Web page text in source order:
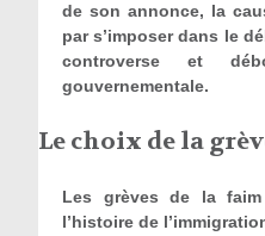
de son annonce, la
par s’imposer dans le
controverse et
gouvernementale.
Le choix de la
Les grèves de la faim
l’histoire de